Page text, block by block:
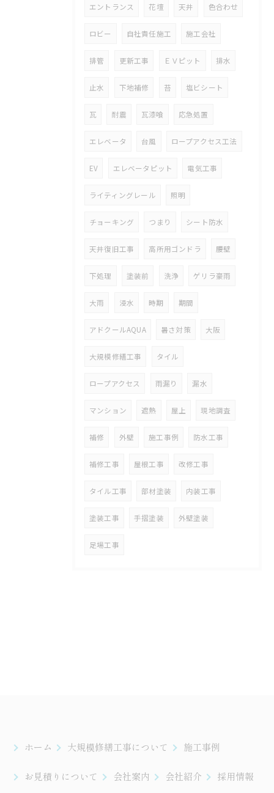
エントランス 花壇 天井 色合わせ
ロビー 自社責任施工 施工会社
排管 更新工事 ＥＶピット 排水
止水 下地補修 苔 塩ビシート
瓦 耐震 瓦漆喰 応急処置
エレベータ 台風 ロープアクセス工法
EV エレベータピット 電気工事
ライティングレール 照明
チョーキング つまり シート防水
天井復旧工事 高所用ゴンドラ 腰壁
下処理 塗装前 洗浄 ゲリラ豪雨
大雨 浸水 時期 期間
アドクールAQUA 暑さ対策 大阪
大規模修繕工事 タイル
ロープアクセス 雨漏り 漏水
マンション 遮熱 屋上 現地調査
補修 外壁 施工事例 防水工事
補修工事 屋根工事 改修工事
タイル工事 部材塗装 内装工事
塗装工事 手摺塗装 外壁塗装
足場工事
ホーム 大規模修繕工事について 施工事例
お見積りについて 会社案内 会社紹介 採用情報